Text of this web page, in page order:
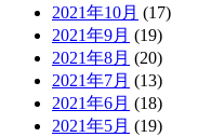
2021年10月 (17)
2021年9月 (19)
2021年8月 (20)
2021年7月 (13)
2021年6月 (18)
2021年5月 (19)